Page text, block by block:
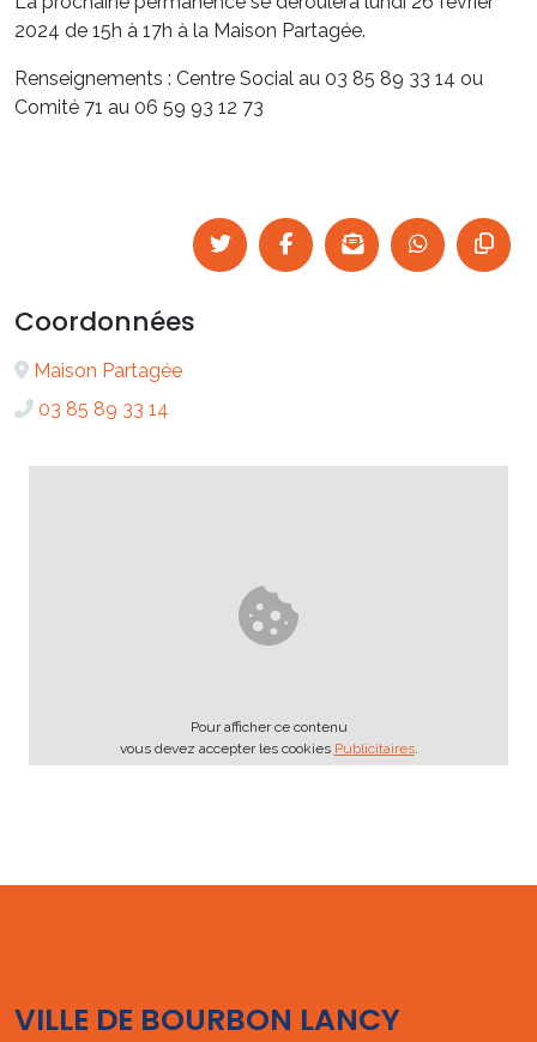
2024 de 15h à 17h à la Maison Partagée.
Renseignements : Centre Social au 03 85 89 33 14 ou
Comité 71 au 06 59 93 12 73
Coordonnées
Maison Partagée
03 85 89 33 14
Pour afficher ce contenu
vous devez accepter les cookies Publicitaires.
VILLE DE BOURBON LANCY